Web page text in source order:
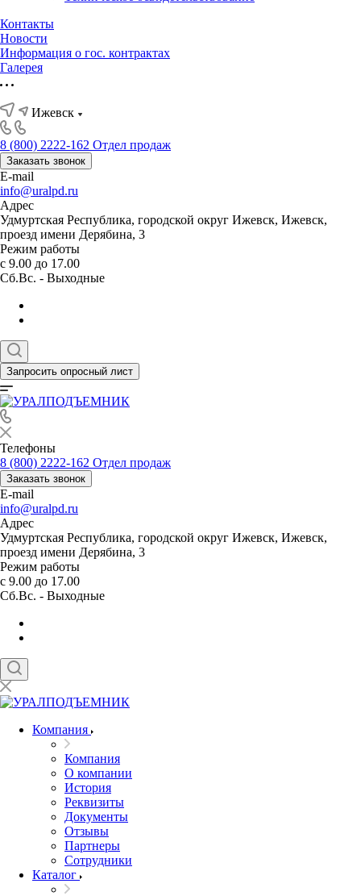
Контакты
Новости
Информация о гос. контрактах
Галерея
Ижевск
8 (800) 2222-162 Отдел продаж
Заказать звонок
E-mail
info@uralpd.ru
Адрес
Удмуртская Республика, городской округ Ижевск, Ижевск,
проезд имени Дерябина, 3
Режим работы
с 9.00 до 17.00
Сб.Вс. - Выходные
Запросить опросный лист
Телефоны
8 (800) 2222-162 Отдел продаж
Заказать звонок
E-mail
info@uralpd.ru
Адрес
Удмуртская Республика, городской округ Ижевск, Ижевск,
проезд имени Дерябина, 3
Режим работы
с 9.00 до 17.00
Сб.Вс. - Выходные
Компания
Компания
О компании
История
Реквизиты
Документы
Отзывы
Партнеры
Сотрудники
Каталог